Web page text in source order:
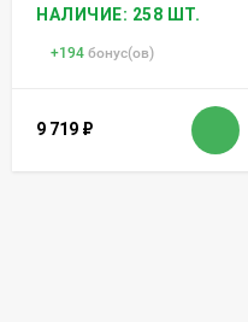
НАЛИЧИЕ: 258 ШТ.
+194 бонус(ов)
9 719 ₽